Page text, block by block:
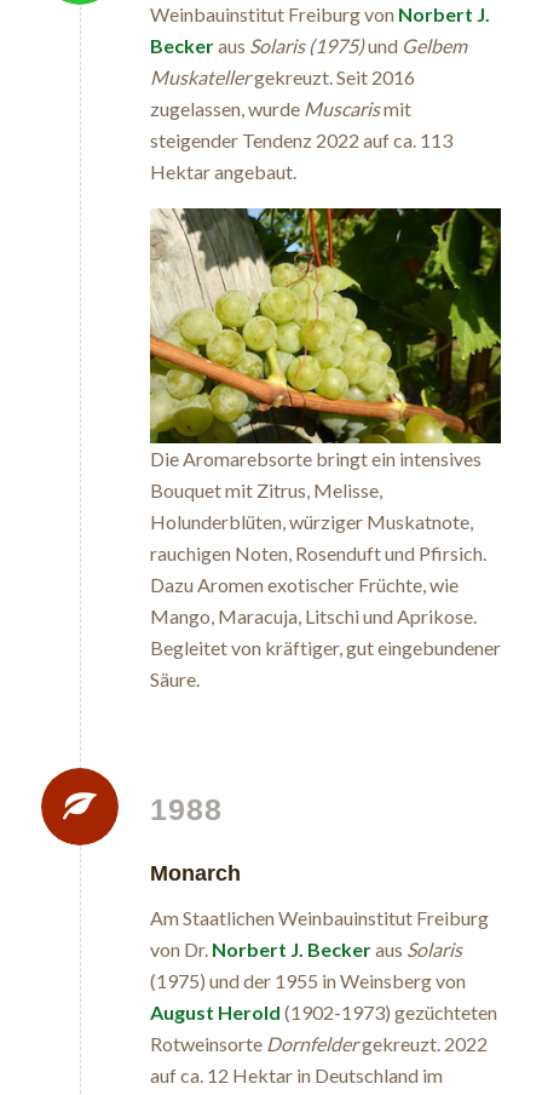
Weinbauinstitut Freiburg von Norbert J.
Beckeraus Solaris (1975)und Gelbem
Muskatellergekreuzt. Seit 2016
zugelassen, wurde Muscarismit
steigender Tendenz 2022 auf ca. 113
Hektar angebaut.
Die Aromarebsorte bringt ein intensives
Bouquet mit Zitrus, Melisse,
Holunderblüten, würziger Muskatnote,
rauchigen Noten, Rosenduft und Pfirsich.
Dazu Aromen exotischer Früchte, wie
Mango, Maracuja, Litschi und Aprikose.
Begleitet von kräftiger, gut eingebundener
Säure.
1988
Monarch
Am Staatlichen Weinbauinstitut Freiburg
von Dr. Norbert J. Beckeraus Solaris
(1975) und der 1955 in Weinsberg von
August Herold (1902-1973) gezüchteten
Rotweinsorte Dornfeldergekreuzt. 2022
auf ca. 12 Hektar in Deutschland im